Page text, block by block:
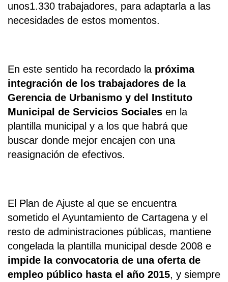
unos1.330 trabajadores, para adaptarla a las
necesidades de estos momentos.
En este sentido ha recordado la próxima
integración de los trabajadores de la
Gerencia de Urbanismo y del Instituto
Municipal de Servicios Sociales en la
plantilla municipal y a los que habrá que
buscar donde mejor encajen con una
reasignación de efectivos.
El Plan de Ajuste al que se encuentra
sometido el Ayuntamiento de Cartagena y el
resto de administraciones públicas, mantiene
congelada la plantilla municipal desde 2008 e
impide la convocatoria de una oferta de
empleo público hasta el año 2015, y siempre